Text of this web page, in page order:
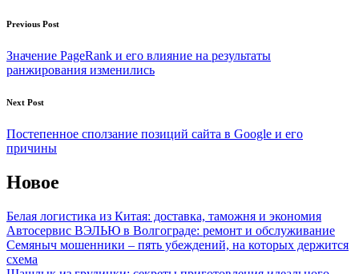
Post
navigation
Previous Post
Значение PageRank и его влияние на результаты
ранжирования изменились
Next Post
Постепенное сползание позиций сайта в Google и его
причины
Новое
Белая логистика из Китая: доставка, таможня и экономия
Автосервис ВЭЛЬЮ в Волгограде: ремонт и обслуживание
Семяныч мошенники – пять убеждений, на которых держится
схема